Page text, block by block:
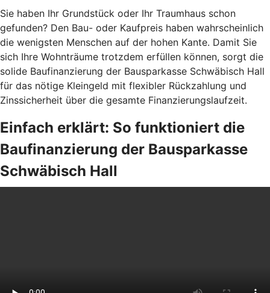
Sie haben Ihr Grundstück oder Ihr Traumhaus schon
gefunden? Den Bau- oder Kaufpreis haben wahrscheinlich
die wenigsten Menschen auf der hohen Kante. Damit Sie
sich Ihre Wohnträume trotzdem erfüllen können, sorgt die
solide Baufinanzierung der Bausparkasse Schwäbisch Hall
für das nötige Kleingeld mit flexibler Rückzahlung und
Zinssicherheit über die gesamte Finanzierungslaufzeit.
Einfach erklärt: So funktioniert die
Baufinanzierung der Bausparkasse
Schwäbisch Hall